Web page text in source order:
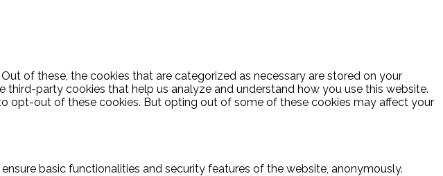
of these, the cookies that are categorized as necessary are stored on your
party cookies that help us analyze and understand how you use this website.
opt-out of these cookies. But opting out of some of these cookies may affect your
basic functionalities and security features of the website, anonymously.